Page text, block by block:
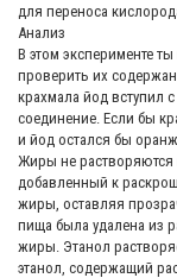
для переноса
Анализ
В этом эксперименте
проверить их
крахмала йод вступил
соединение. Если бы
и йод остался бы
Жиры не растворяются
добавленный к
жиры, оставляя
пища была удалена из
жиры. Этанол
этанол, содержащий